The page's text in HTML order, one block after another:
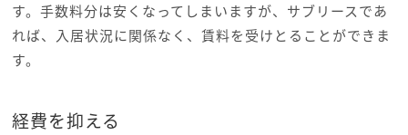
す。手数料分は安くなってしまいますが、サブリースであ
れば、入居状況に関係なく、賃料を受けとることができま
す。
経費を抑える